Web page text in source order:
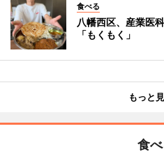
食べる
八幡西区、産業医
「もくもく」
もっと
食